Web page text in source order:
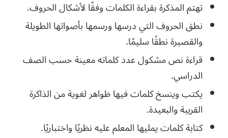
تهتم المذكرة بقراءة الكلمات وفقًا لأشكال الحروف.
نطق الحروف التي درسها ورسمها بأصواتها الطويلة
والقصيرة نطقًا سليمًا.
قراءة نص مشكول عدد كلماته معينة حسب الصف
الدراسي.
يكتب وينسخ كلمات فيها ظواهر لغوية من الذاكرة
القريبة والبعيدة.
كتابة كلمات يمليها المعلم عليه نظريًا واختباريًا.